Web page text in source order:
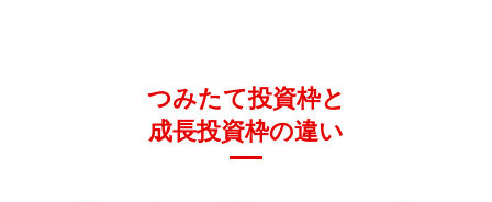
つみたて投資枠と
成長投資枠の違い